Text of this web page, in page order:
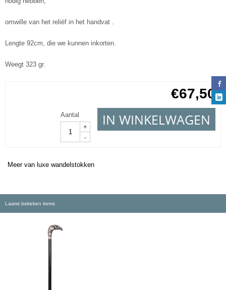
omwille van het reliëf in het handvat .
Lengte 92cm, die we kunnen inkorten.
Weegt 323 gr.
€67,50
Aantal
+
-
IN WINKELWAGEN
Meer van luxe wandelstokken
Laatst bekeken items